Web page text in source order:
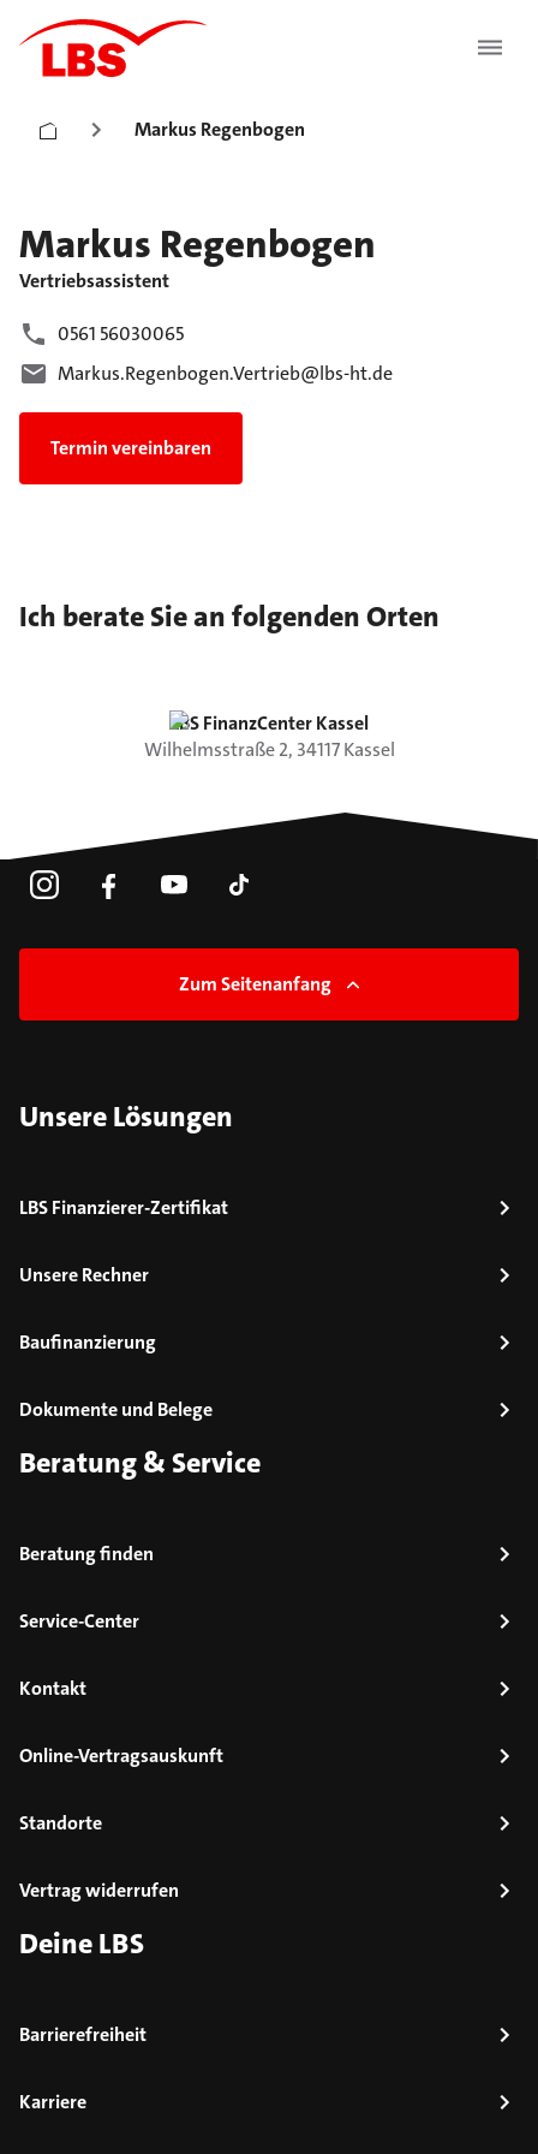
Markus Regenbogen
Markus Regenbogen
Vertriebsassistent
0561 56030065
Markus.Regenbogen.Vertrieb@lbs-ht.de
Termin vereinbaren
Ich berate Sie an folgenden Orten
LBS FinanzCenter Kassel
Wilhelmsstraße 2, 34117 Kassel
Zum Seitenanfang
Unsere Lösungen
LBS Finanzierer-Zertifikat
Unsere Rechner
Baufinanzierung
Dokumente und Belege
Beratung & Service
Beratung finden
Service-Center
Kontakt
Online-Vertragsauskunft
Standorte
Vertrag widerrufen
Deine LBS
Barrierefreiheit
Karriere